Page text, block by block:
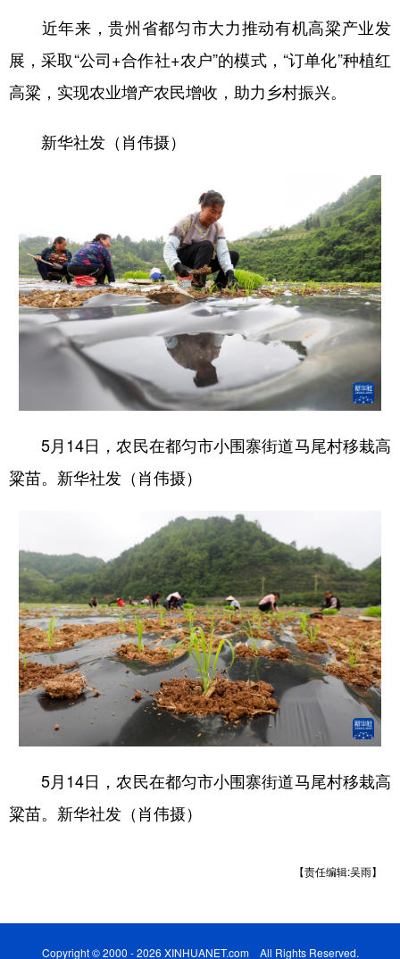
四川 贵州 云南 西藏
陕西 甘肃 青海 宁夏
English Español Français عربى
Русский язык 日本語 한국어
Deutsch Português
近年来，贵州省都匀市大力推动有机高粱产业发
展，采取“公司+合作社+农户”的模式，“订单化”种植红
高粱，实现农业增产农民增收，助力乡村振兴。
新华社发（肖伟摄）
5月14日，农民在都匀市小围寨街道马尾村移栽高
粱苗。新华社发（肖伟摄）
5月14日，农民在都匀市小围寨街道马尾村移栽高
粱苗。新华社发（肖伟摄）
【责任编辑:吴雨】
Copyright © 2000 - 2026 XINHUANET.com All Rights Reserved.